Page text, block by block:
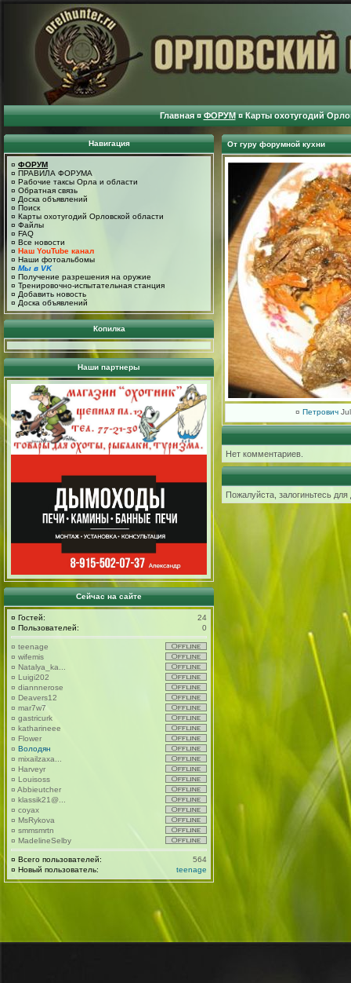
Главная ¤ ФОРУМ ¤ Карты охотугодий
Навигация
¤ ФОРУМ
¤ ПРАВИЛА ФОРУМА
¤ Рабочие таксы Орла и области
¤ Обратная связь
¤ Доска объявлений
¤ Поиск
¤ Карты охотугодий Орловской области
¤ Файлы
¤ FAQ
¤ Все новости
¤ Наш YouTube канал
¤ Наши фотоальбомы
¤ Мы в VK
¤ Получение разрешения на оружие
¤ Тренировочно-испытательная станция
¤ Добавить новость
¤ Доска объявлений
Копилка
Наши партнеры
Сейчас на сайте
¤ Гостей:
24
¤ Пользователей: 0
¤ teenage
¤ wifemis
¤ Natalya_ka...
¤ Luigi202
¤ diannnerose
¤ Deavers12
¤ mar7w7
¤ gastricurk
¤ katharineee
¤ Flower
¤ Володян
¤ mixailzaxa...
¤ Harveyr
¤ Louisoss
¤ Abbieutcher
¤ klassik21@...
¤ coyax
¤ MsRykova
¤ smmsmrtn
¤ MadelineSelby
¤ Всего пользователей:
564
¤ Новый пользователь: teenage
От гуру форумной кухни
¤ Петрович
Нет комментариев.
Пожалуйста, залогиньтесь